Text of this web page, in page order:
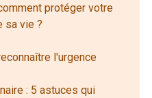
protéger votre
sa vie ?
l'urgence
: 5 astuces qui